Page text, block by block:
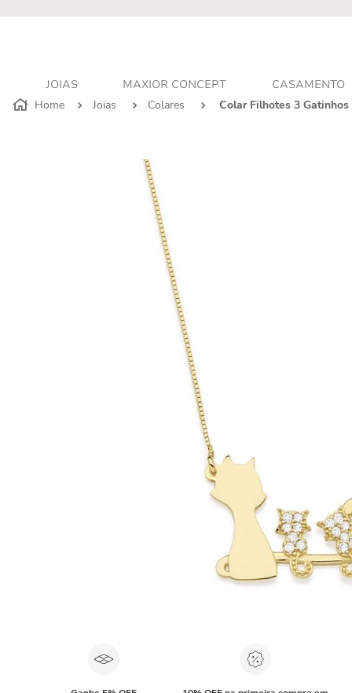
JOIAS MAXIOR CONCEPT CASAMENTO
Joias
Colares Colar Filhotes 3